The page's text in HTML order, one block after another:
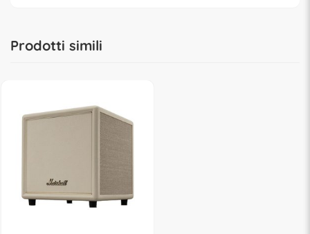
Prodotti simili